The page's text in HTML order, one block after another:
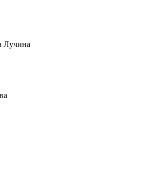
Лучина